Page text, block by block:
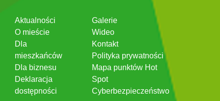
Aktualności
O mieście
Dla
mieszkańców
Dla biznesu
Deklaracja
dostępności
Galerie
Wideo
Kontakt
Polityka prywatności
Mapa punktów Hot
Spot
Cyberbezpieczeństwo